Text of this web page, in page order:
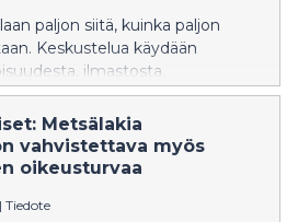
paljon siitä, kuinka paljon
Keskustelua käydään
ilmastosta,
Yksi kysymys jää
huomiolle: Kuka tekee
Metsälakia
vahvistettava myös
oikeusturvaa
| Tiedote